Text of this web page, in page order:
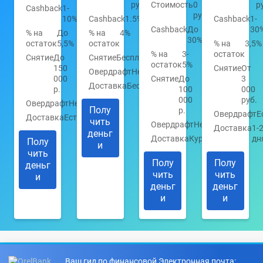
Cashback1-
10%
% на
остаток
До
5,5%
СнятиеДо
150
000
р.
ОвердрафтНет
ДоставкаЕсть
Полу
чить
деньг
и
руб.
Cashback1.5%
% на
остаток
4%
СнятиеБесплатно
ОвердрафтНет
ДоставкаБесплатно
Полу
чить
деньг
и
Стоимость0
руб.
CashbackДо
30%
% на
остаток
3-
5%
СнятиеДо
100
000
р.
ОвердрафтНет
ДоставкаКурьером
Полу
чить
деньг
и
Cashback1-
% на
остаток
3,5%
СнятиеОт
3
000
руб.
Овердрафт
Доставка1-2
Полу
чить
деньг
и